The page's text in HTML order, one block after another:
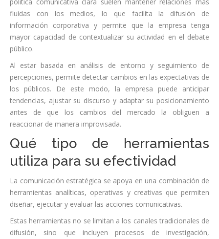
fluidas con los medios, lo que facilita la difusión de
información corporativa y permite que la empresa tenga
mayor capacidad de contextualizar su actividad en el debate
público.
Al estar basada en análisis de entorno y seguimiento de
percepciones, permite detectar cambios en las expectativas de
los públicos. De este modo, la empresa puede anticipar
tendencias, ajustar su discurso y adaptar su posicionamiento
antes de que los cambios del mercado la obliguen a
reaccionar de manera improvisada.
Qué tipo de herramientas
utiliza para su efectividad
La comunicación estratégica se apoya en una combinación de
herramientas analíticas, operativas y creativas que permiten
diseñar, ejecutar y evaluar las acciones comunicativas.
Estas herramientas no se limitan a los canales tradicionales de
difusión, sino que incluyen procesos de investigación,